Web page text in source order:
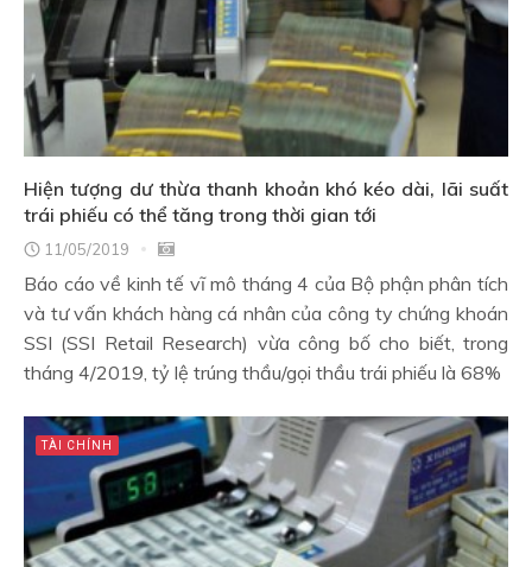
Hiện tượng dư thừa thanh khoản khó kéo dài, lãi suất
trái phiếu có thể tăng trong thời gian tới
11/05/2019
Báo cáo về kinh tế vĩ mô tháng 4 của Bộ phận phân tích
và tư vấn khách hàng cá nhân của công ty chứng khoán
SSI (SSI Retail Research) vừa công bố cho biết, trong
tháng 4/2019, tỷ lệ trúng thầu/gọi thầu trái phiếu là 68%
TÀI CHÍNH